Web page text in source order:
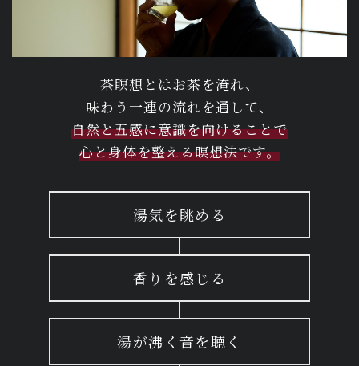
茶瞑想とはお茶を淹れ、
味わう一連の流れを通して、
自然と五感に意識を向けることで
心と身体を整える瞑想法です。
湯気を眺める
香りを感じる
湯が沸く音を聴く